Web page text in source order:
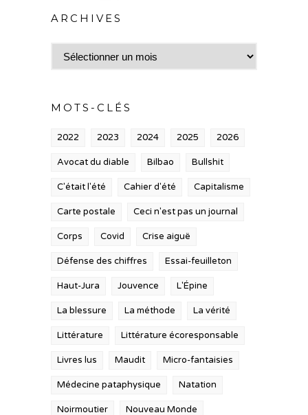
ARCHIVES
Archives
MOTS-CLÉS
2022 2023 2024 2025 2026
Avocat du diable Bilbao Bullshit
C'était l'été Cahier d'été Capitalisme
Carte postale Ceci n'est pas un journal
Corps Covid Crise aiguë
Défense des chiffres Essai-feuilleton
Haut-Jura Jouvence L'Épine
La blessure La méthode La vérité
Littérature Littérature écoresponsable
Livres lus Maudit Micro-fantaisies
Médecine pataphysique Natation
Noirmoutier Nouveau Monde